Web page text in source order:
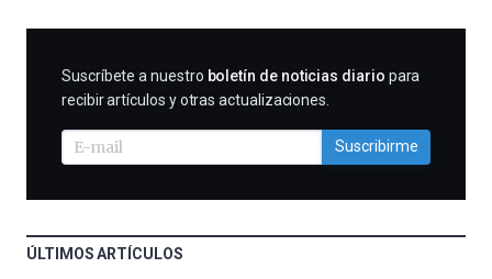
SUSCRIBIRME
Suscríbete a nuestro boletín de noticias diario para
recibir artículos y otras actualizaciones.
Suscribirme
ÚLTIMOS ARTÍCULOS